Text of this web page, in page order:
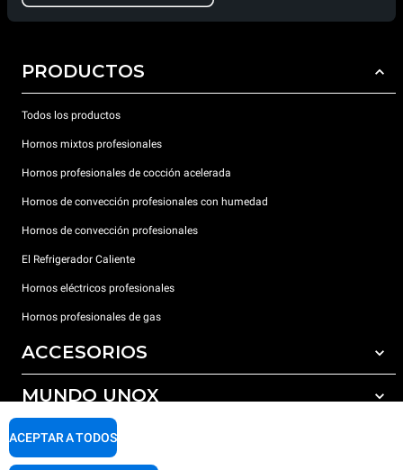
PRODUCTOS
Todos los productos
Hornos mixtos profesionales
Hornos profesionales de cocción acelerada
Hornos de convección profesionales con humedad
Hornos de convección profesionales
El Refrigerador Caliente
Hornos eléctricos profesionales
Hornos profesionales de gas
ACCESORIOS
Todos los accesorios
Detergentes para lavado automático
Detergentes para lavado manual
MUNDO UNOX
Nuestras sedes en el mundo
SOPORTE
ACEPTAR A TODOS